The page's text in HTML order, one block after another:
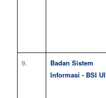
9.
Badan Sistem
Informasi - BSI